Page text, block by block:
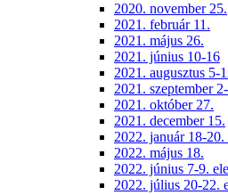
2020. november 25.
2021. február 11.
2021. május 26.
2021. június 10-16
2021. augusztus 5-
2021. szeptember
2021. október 27.
2021. december 15.
2022. január 18-
2022. május 18.
2022. június 7-9.
2022. július 20-22.